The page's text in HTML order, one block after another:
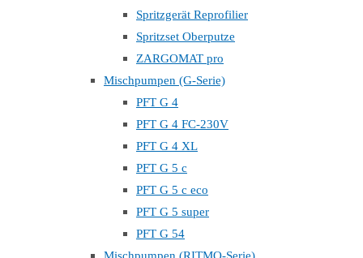
Spritzgerät Reprofilier
Spritzset Oberputze
ZARGOMAT pro
Mischpumpen (G-Serie)
PFT G 4
PFT G 4 FC-230V
PFT G 4 XL
PFT G 5 c
PFT G 5 c eco
PFT G 5 super
PFT G 54